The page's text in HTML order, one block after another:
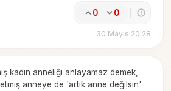
0 0
30 Mayıs 20:28
kadın anneliği anlayamaz demek,
anneye de 'artık anne değilsin'